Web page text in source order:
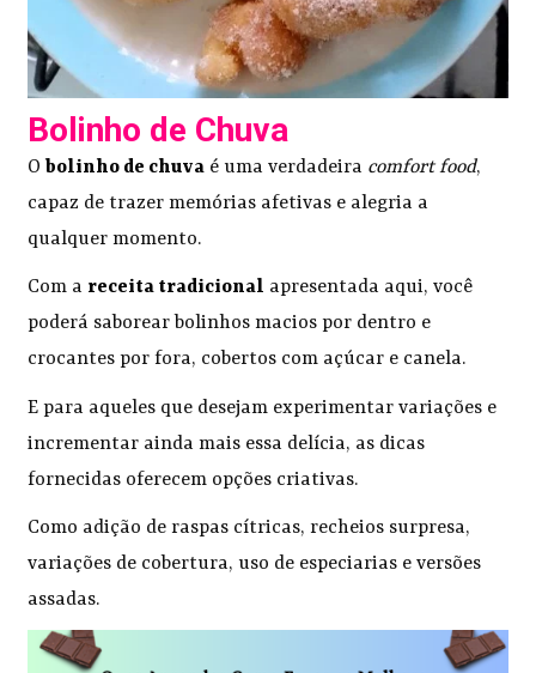
Bolinho de Chuva
Obolinho de chuva é uma verdadeira comfort food,
capaz de trazer memórias afetivas e alegria a
qualquer momento.
Com a receita tradicional apresentada aqui, você
poderá saborear bolinhos macios por dentro e
crocantes por fora, cobertos com açúcar e canela.
E para aqueles que desejam experimentar variações e
incrementar ainda mais essa delícia, as dicas
fornecidas oferecem opções criativas.
Como adição de raspas cítricas, recheios surpresa,
variações de cobertura, uso de especiarias e versões
assadas.